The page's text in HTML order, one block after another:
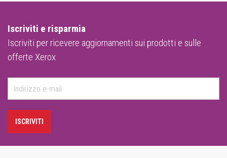
Iscriviti e risparmia
Iscriviti per ricevere aggiornamenti sui prodotti e sulle
offerte Xerox
ISCRIVITI